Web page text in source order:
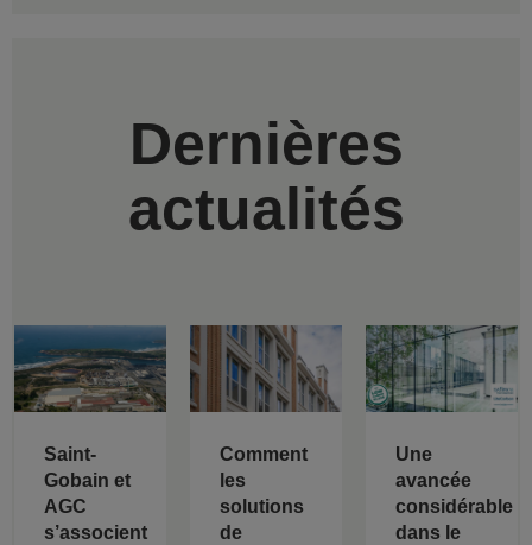
Dernières
actualités
Saint-
Gobain et
AGC
s’associent
Comment
les
solutions
de
Une
avancée
considérable
dans le